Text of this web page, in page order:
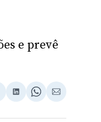
e prevê
Compartilhar
LinkedIn
Share
WhatsApp
Compartilhar
Email